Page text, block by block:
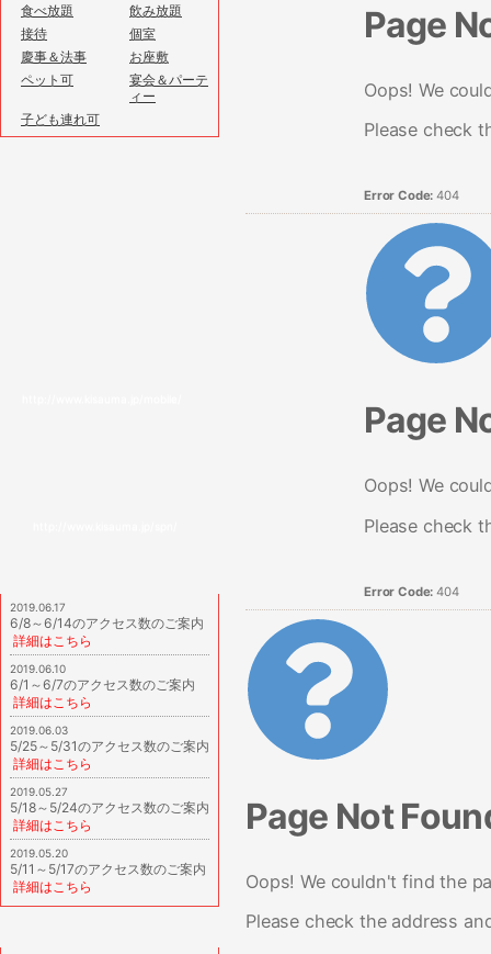
食べ放題
飲み放題
接待
個室
慶事＆法事
お座敷
ペット可
宴会＆パーテ
ィー
子ども連れ可
2019.06.17
6/8～6/14のアクセス数のご案内
詳細はこちら
2019.06.10
6/1～6/7のアクセス数のご案内
詳細はこちら
2019.06.03
5/25～5/31のアクセス数のご案内
詳細はこちら
2019.05.27
5/18～5/24のアクセス数のご案内
詳細はこちら
2019.05.20
5/11～5/17のアクセス数のご案内
詳細はこちら
Page
Oops! We
Please check
Error Code: 404
Page
Oops! We
Please check
Error Code: 404
Page Not
Oops! We couldn't find the
Please check the address